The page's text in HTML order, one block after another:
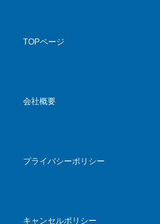
TOPページ
会社概要
プライバシーポリシー
キャンセルポリシー